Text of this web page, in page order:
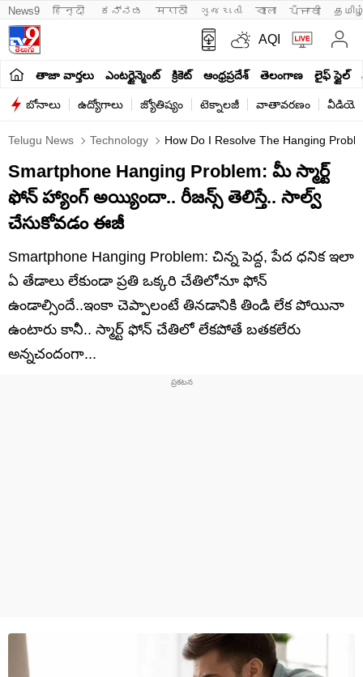
News9 हिन्दी ಕನ್ನಡ मराठी ગુજરાતી বাংলা ਪੰਜਾਬੀ
AQI
తాజా వార్తలు ఎంటర్టైన్మెంట్ క్రికెట్ ఆంధ్రప్రదేశ్ తెలంగాణ లైఫ్ స్టైల్
బోనాలు ఉద్యోగాలు జ్యోతిష్యం టెక్నాలజీ వాతావరణం
Telugu News Technology How Do I Resolve The Hanging
Smartphone Hanging Problem: మీ స్మార్ట్
ఫోన్ హ్యాంగ్ అయ్యిందా.. రీజన్స్ తెలిస్తే.. సాల్వ్
చేసుకోవడం ఈజీ
Smartphone Hanging Problem: చిన్న పెద్ద, పేద ధనిక ఇలా
ఏ తేడాలు లేకుండా ప్రతి ఒక్కరి చేతిలోనూ ఫోన్
ఉండాల్సిందే..ఇంకా చెప్పాలంటే తినడానికి తిండి లేక పోయినా
ఉంటారు కానీ.. స్మార్ట్ ఫోన్ చేతిలో లేకపోతే బతకలేరు
అన్నచందంగా...